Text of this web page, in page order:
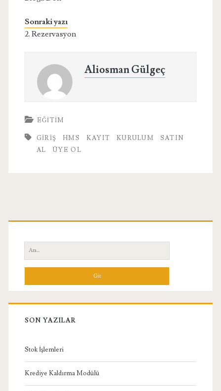
Sonraki yazı
2. Rezervasyon
Aliosman Gülgeç
EĞITIM
GIRIŞ HMS KAYIT KURULUM
SATIN
AL
ÜYE OL
Birincil
Yan
Menü
Ara:
SON YAZILAR
Stok İşlemleri
Krediye Kaldırma Modülü